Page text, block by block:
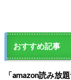
おすすめ記事
「amazon読み放